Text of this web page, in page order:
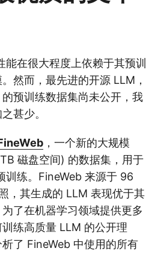
在很大程度上依赖于其预训
然而，最先进的开源 LLM，
的预训练数据集尚未公开，我
甚少。
，一个新的大规模
磁盘空间) 的数据集，用于
训练。FineWeb 来源于 96
，其生成的 LLM 表现优于其
了在机器学习领域提供更多
练高质量 LLM 的公开理
了 FineWeb 中使用的所有